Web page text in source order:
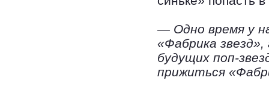
— Одно время у
«Фабрика
будущих поп-
прижиться